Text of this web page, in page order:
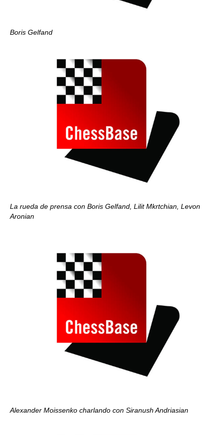
Boris Gelfand
La rueda de prensa con Boris Gelfand, Lilit Mkrtchian, Levon
Aronian
Alexander Moissenko charlando con Siranush Andriasian